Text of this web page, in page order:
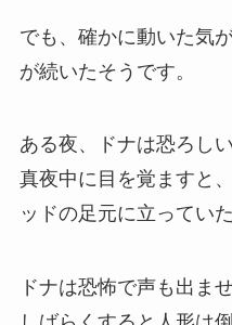
でも、確かに動いた気
が続いたそうです。
ある夜、ドナは恐ろし
真夜中に目を覚ますと
ッドの足元に立ってい
ドナは恐怖で声も出ま